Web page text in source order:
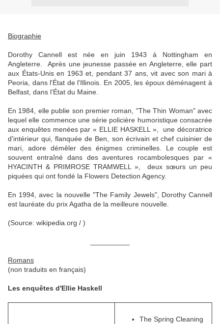
Biographie
Dorothy Cannell est née en juin 1943 à Nottingham en
Angleterre. Après une jeunesse passée en Angleterre, elle part
aux États-Unis en 1963 et, pendant 37 ans, vit avec son mari à
Peoria, dans l'État de l'Illinois. En 2005, les époux déménagent à
Belfast, dans l'État du Maine.
En 1984, elle publie son premier roman, "The Thin Woman" avec
lequel elle commence une série policière humoristique consacrée
aux enquêtes menées par « ELLIE HASKELL », une décoratrice
d'intérieur qui, flanquée de Ben, son écrivain et chef cuisinier de
mari, adore démêler des énigmes criminelles. Le couple est
souvent entraîné dans des aventures rocambolesques par «
HYACINTH & PRIMROSE TRAMWELL », deux sœurs un peu
piquées qui ont fondé la Flowers Detection Agency.
En 1994, avec la nouvelle "The Family Jewels", Dorothy Cannell
est lauréate du prix Agatha de la meilleure nouvelle.
(Source: wikipedia.org / )
Romans
(non traduits en français)
Les enquêtes d'Ellie Haskell
The Spring Cleaning